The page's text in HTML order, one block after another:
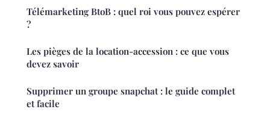
Télémarketing BtoB : quel roi vous pouvez espérer
?
Les pièges de la location-accession : ce que vous
devez savoir
Supprimer un groupe snapchat : le guide complet
et facile